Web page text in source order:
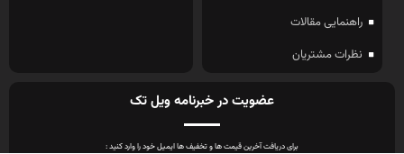
راهنمایی مقالات
نظرات مشتریان
عضویت در خبرنامه ویل تک
برای دریافت آخرین قیمت ها و تخفیف ها ایمیل خود را وارد کنید :